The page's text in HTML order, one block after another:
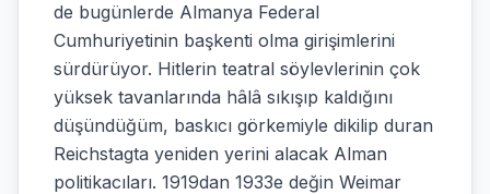
de bugünlerde Almanya Federal
Cumhuriyetinin başkenti olma girişimlerini
sürdürüyor. Hitlerin teatral söylevlerinin çok
yüksek tavanlarında hâlâ sıkışıp kaldığını
düşündüğüm, baskıcı görkemiyle dikilip duran
Reichstagta yeniden yerini alacak Alman
politikacıları. 1919dan 1933e değin Weimar